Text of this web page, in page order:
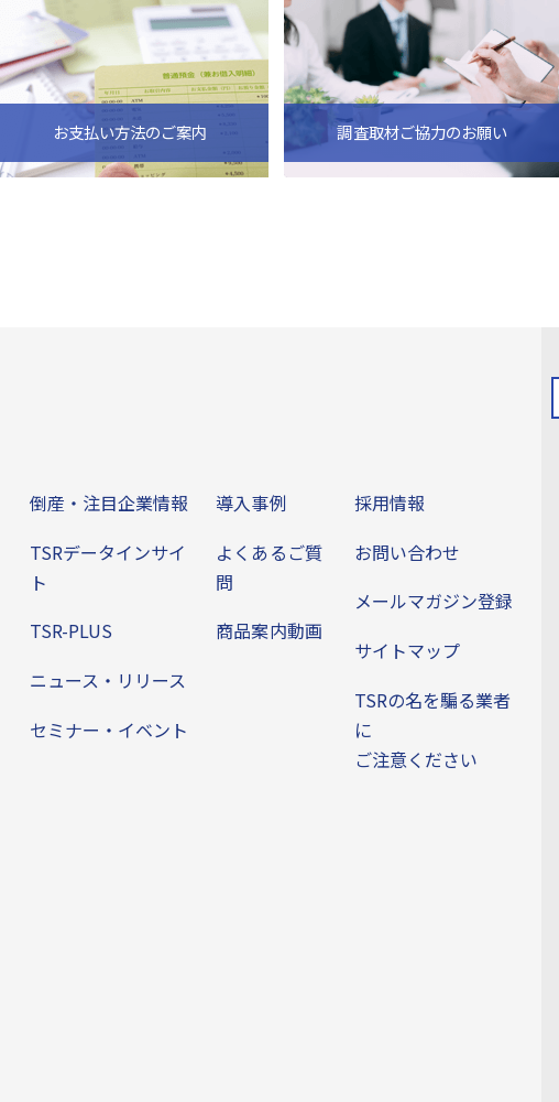
お支払い方法のご案内 調査取材ご協力のお願い
倒産・注目企業情報
TSRデータインサイ
ト
TSR-PLUS
ニュース・リリース
セミナー・イベント
導入事例
よくあるご質
問
商品案内動画
採用情報
お問い合わせ
メールマガジン登録
サイトマップ
TSRの名を騙る業者
に
ご注意ください